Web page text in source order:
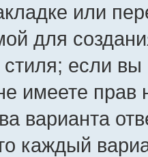
или
для
если
имеете прав
варианта
каждый